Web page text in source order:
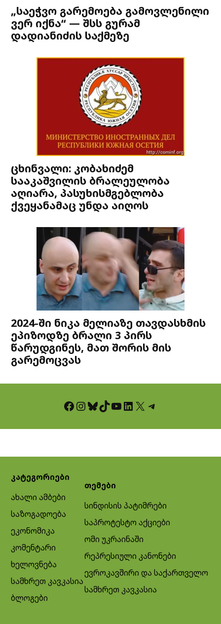
„საეჭვო გარემოება გამოვლენილი
ვერ იქნა“ — შსს გურამ
დადიანიძის საქმეზე
ცხინვალი: კობახიძემ
სააკაშვილის ბრალეულობა
აღიარა, პასუხისმგებლობა
ქვეყანამაც უნდა აიღოს
2024-ში ნიკა მელიაზე თავდასხმის
ეპიზოდზე ბრალი 3 პირს
წარუდგინეს, მათ შორის მის
გარემოცვას
Facebook InstagramBluesky TikTok YouTube LinkedIn X Telegram
კატეგორიები
ახალი ამბები
საზოგადოება
ეკონომიკა
კომენტარი
ხელოვნება
სამხრეთ კავკასია
ბლოგები
თემები
სინდისის პატიმრები
საპროტესტო აქციები
ომი უკრაინაში
რეპრესიული კანონები
ევროკავშირი და საქართველო
სამხრეთ კავკასია